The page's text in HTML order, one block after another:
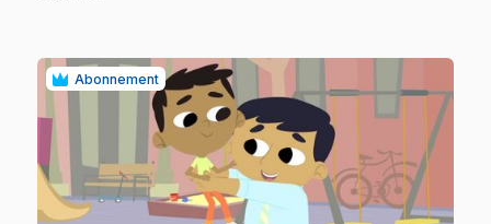
Abonnement